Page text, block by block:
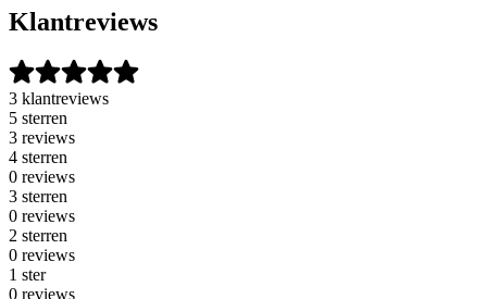
Klantreviews
3 klantreviews
5 sterren
3 reviews
4 sterren
0 reviews
3 sterren
0 reviews
2 sterren
0 reviews
1 ster
0 reviews